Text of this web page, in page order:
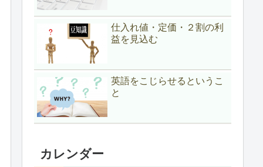
仕入れ値・定価・２割の利
益を見込む
英語をこじらせるというこ
と
カレンダー